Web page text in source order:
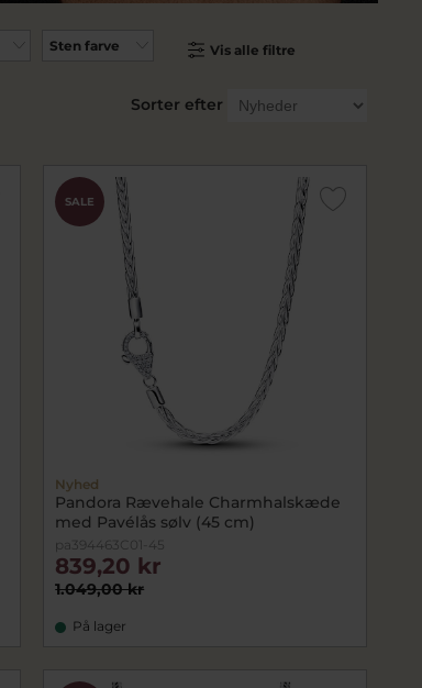
Sten farve Vis alle filtre
Sorter efter
SALE
Nyhed
Pandora Rævehale Charmhalskæde
med Pavélås sølv (45 cm)
pa394463C01-45
1.049,00 kr
839,20 kr
På lager